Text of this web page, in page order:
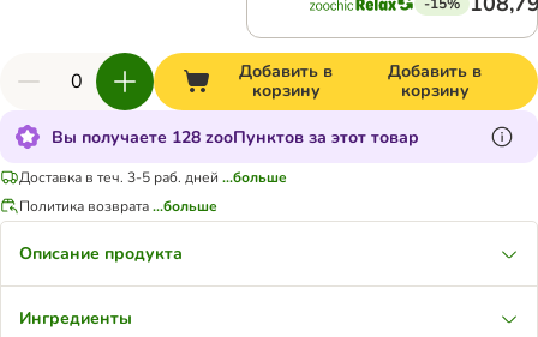
Добавить в
корзину
Добавить в
корзину
Вы получаете 128 zooПунктов за этот товар
Доставка в теч. 3-5 раб. дней ...больше
Политика возврата...больше
Описание продукта
Ингредиенты